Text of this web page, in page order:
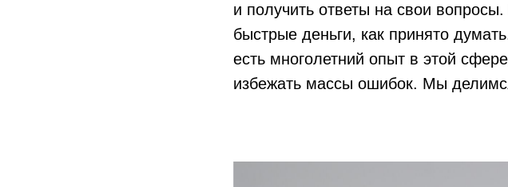
и получить ответы на свои
быстрые деньги, как принято
есть многолетний опыт в этой
избежать массы ошибок. Мы